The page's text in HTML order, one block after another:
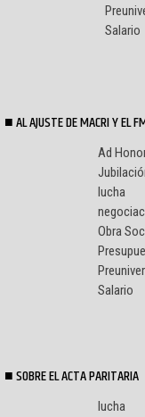
Salario
AL AJUSTE DE MACRI Y EL
Ad
lucha
Obra
Salario
SOBRE EL ACTA PARITARIA
lucha